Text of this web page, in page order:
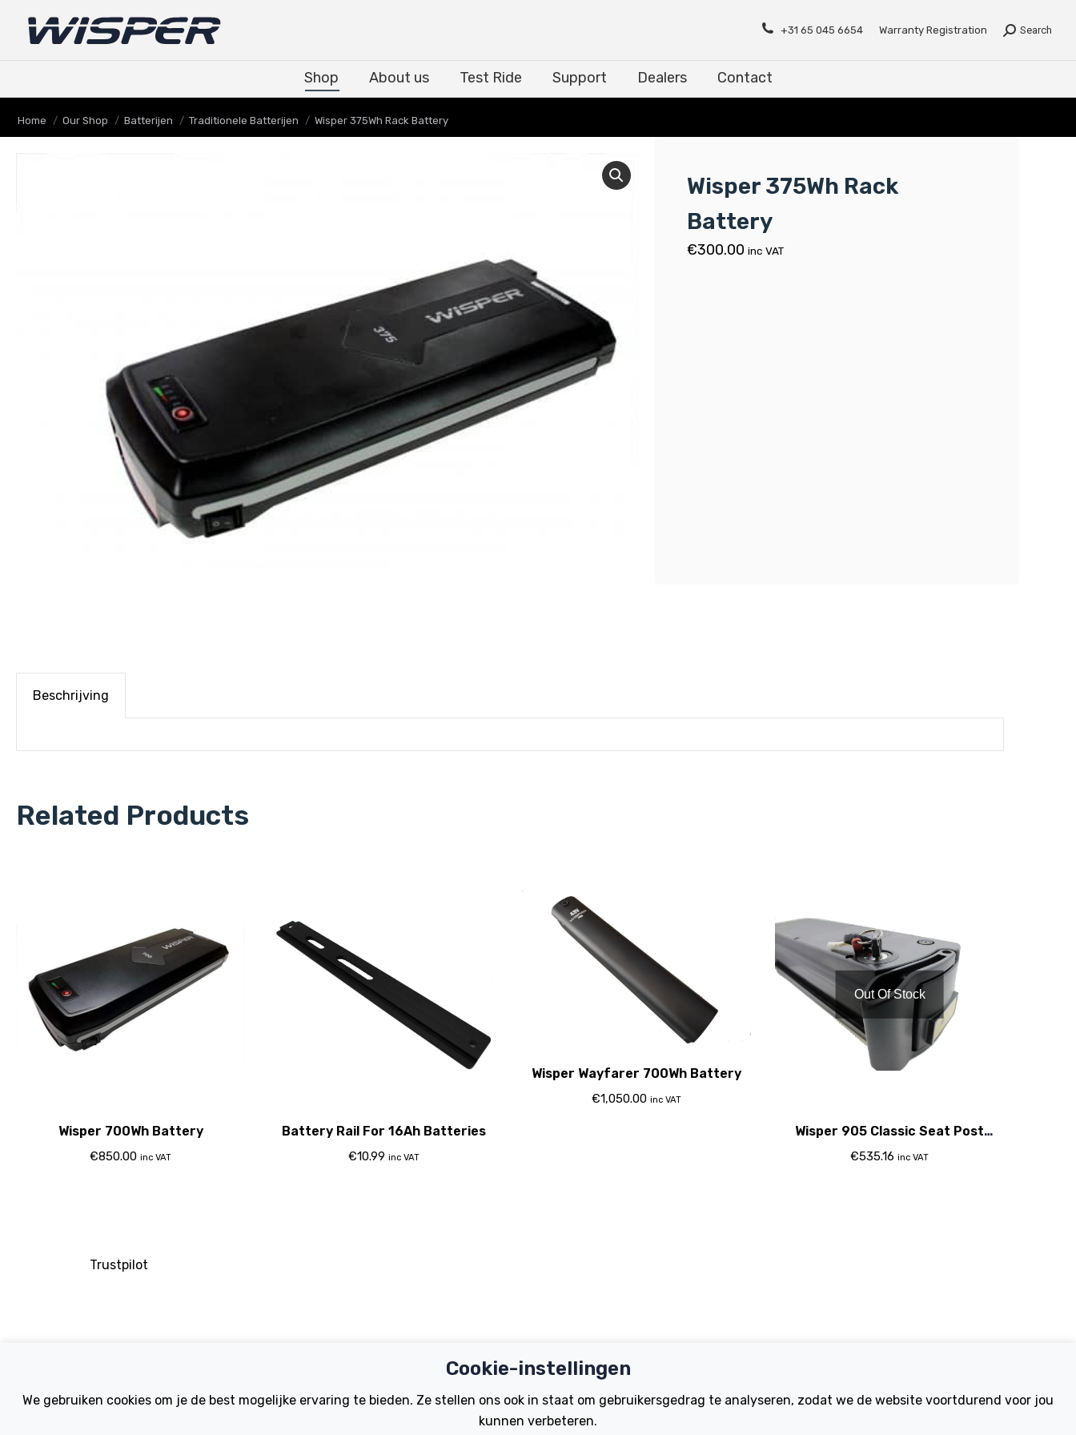
+31 65 045 6654 Warranty Registration Search
Shop About us Test Ride Support Dealers Contact
Je bent hier:
Home Our Shop Batterijen Traditionele Batterijen Wisper 375Wh Rack Battery
Wisper 375Wh Rack
Battery
€300.00 inc VAT
Beschrijving
Related Products
Wisper 700Wh Battery
€850.00 inc VAT
Battery Rail For 16Ah Batteries
€10.99 inc VAT
Wisper Wayfarer 700Wh Battery
€1,050.00 inc VAT
Out Of Stock
Wisper 905 Classic Seat Post
Battery
€535.16 inc VAT
Trustpilot
About Us
Important Links
Test Ride
Dealer Locator
Register Your Bike
Traditional
Cookie-instellingen
We gebruiken cookies om je de best mogelijke ervaring te bieden. Ze stellen ons ook in staat om gebruikersgedrag te analyseren, zodat we de website voortdurend voor jou
kunnen verbeteren.
Contact